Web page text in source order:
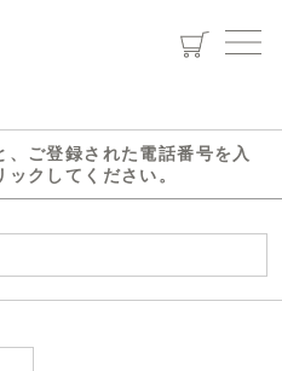
ご登録された電話番号を入
クしてください。